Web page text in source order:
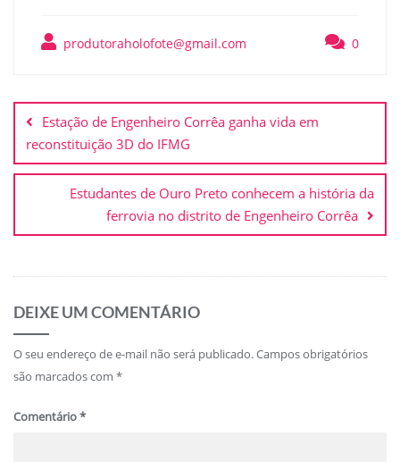
produtoraholofote@gmail.com 0
Estação de Engenheiro Corrêa ganha vida em
reconstituição 3D do IFMG
Estudantes de Ouro Preto conhecem a história da
ferrovia no distrito de Engenheiro Corrêa
DEIXE UM COMENTÁRIO
O seu endereço de e-mail não será publicado.Campos obrigatórios
são marcados com *
Comentário*